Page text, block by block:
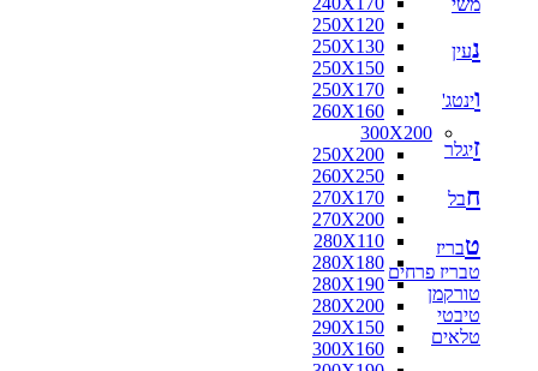
250X120
250X130
250X150
250X170
260X160
300X200
250X200
260X250
270X170
270X200
280X110
280X180
280X190
280X200
290X150
300X160
משי
נעין
וינטג'
זיגלר
חבל
טבריז
טבריז פרחים
טורקמן
טיבטי
טלאים
160X160
170X120
170X125
170X160
180X110
180X115
180X120
180X130
180X140
180X160
180X180
190X130
200X100
200X130
200X140
200X150
200X80